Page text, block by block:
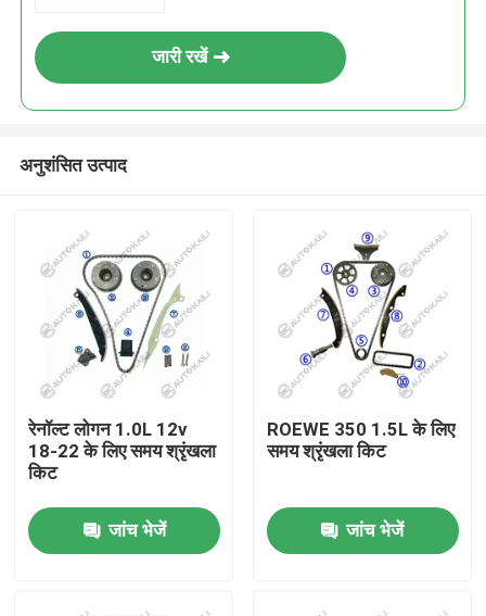
घर
उत्पाद
जारी रखें
अनुशंसित उत्पाद
रेनॉल्ट लोगन 1.0L 12v
18-22 के लिए समय श्रृंखला
किट
जांच भेजें
ROEWE 350 1.5L के लिए
समय श्रृंखला किट
जांच भेजें